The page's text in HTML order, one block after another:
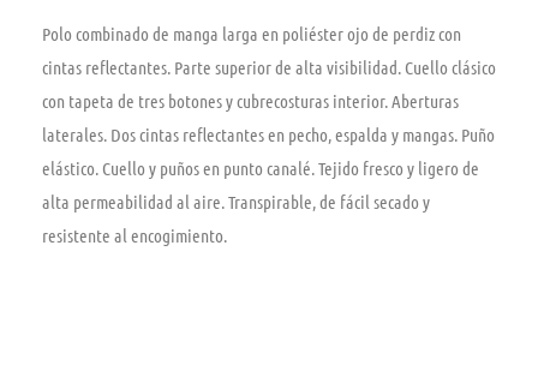
Polo combinado de manga larga en poliéster ojo de perdiz con
cintas reflectantes. Parte superior de alta visibilidad. Cuello clásico
con tapeta de tres botones y cubrecosturas interior. Aberturas
laterales. Dos cintas reflectantes en pecho, espalda y mangas. Puño
elástico. Cuello y puños en punto canalé. Tejido fresco y ligero de
alta permeabilidad al aire. Transpirable, de fácil secado y
resistente al encogimiento.